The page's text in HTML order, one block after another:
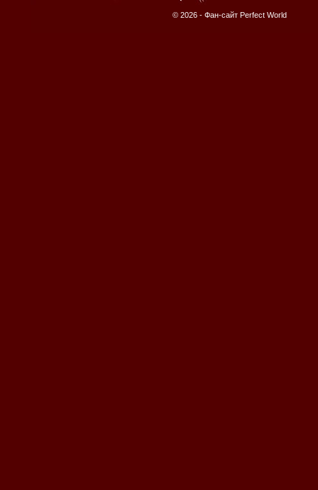
© 2026 - Фан-сайт Perfect World